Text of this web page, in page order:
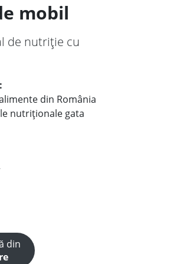
mobil
de nutriție cu
din România
nutriționale gata
din